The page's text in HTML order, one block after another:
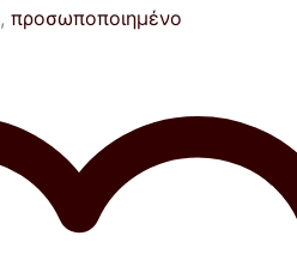
, προσωποποιημένο